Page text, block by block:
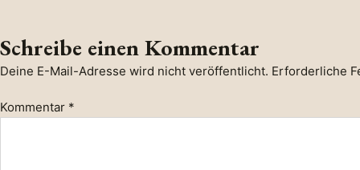
Schreibe einen Kommentar
Deine E-Mail-Adresse wird nicht veröffentlicht. Erforderliche
Kommentar *